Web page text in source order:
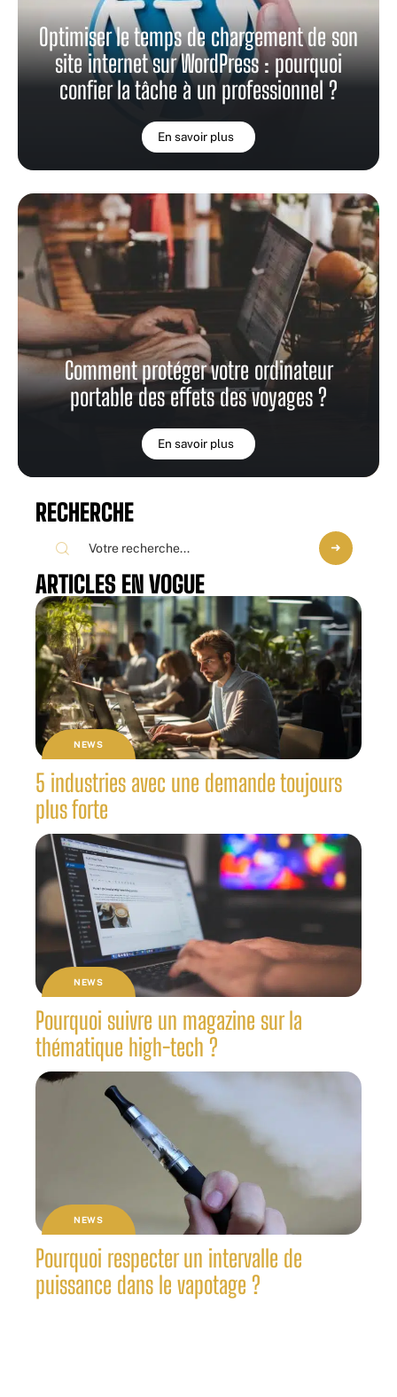
Optimiser le temps de chargement de son
site internet sur WordPress : pourquoi
confier la tâche à un professionnel ?
En savoir plus
Comment protéger votre ordinateur
portable des effets des voyages ?
En savoir plus
RECHERCHE
ARTICLES EN VOGUE
NEWS
5 industries avec une demande toujours
plus forte
NEWS
Pourquoi suivre un magazine sur la
thématique high-tech ?
NEWS
Pourquoi respecter un intervalle de
puissance dans le vapotage ?